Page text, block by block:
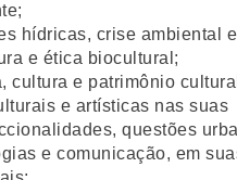
hídricas, crise ambiental
e ética biocultural;
cultura e patrimônio
e artísticas nas suas
questões
e comunicação, em